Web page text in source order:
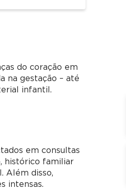
do coração em
na gestação – até
infantil.
em consultas
histórico familiar
Além disso,
intensas.